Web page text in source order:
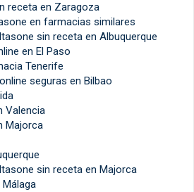
receta en Zaragoza
en farmacias similares
sin receta en Albuquerque
en El Paso
Tenerife
seguras en Bilbao
Valencia
Majorca
sin receta en Majorca